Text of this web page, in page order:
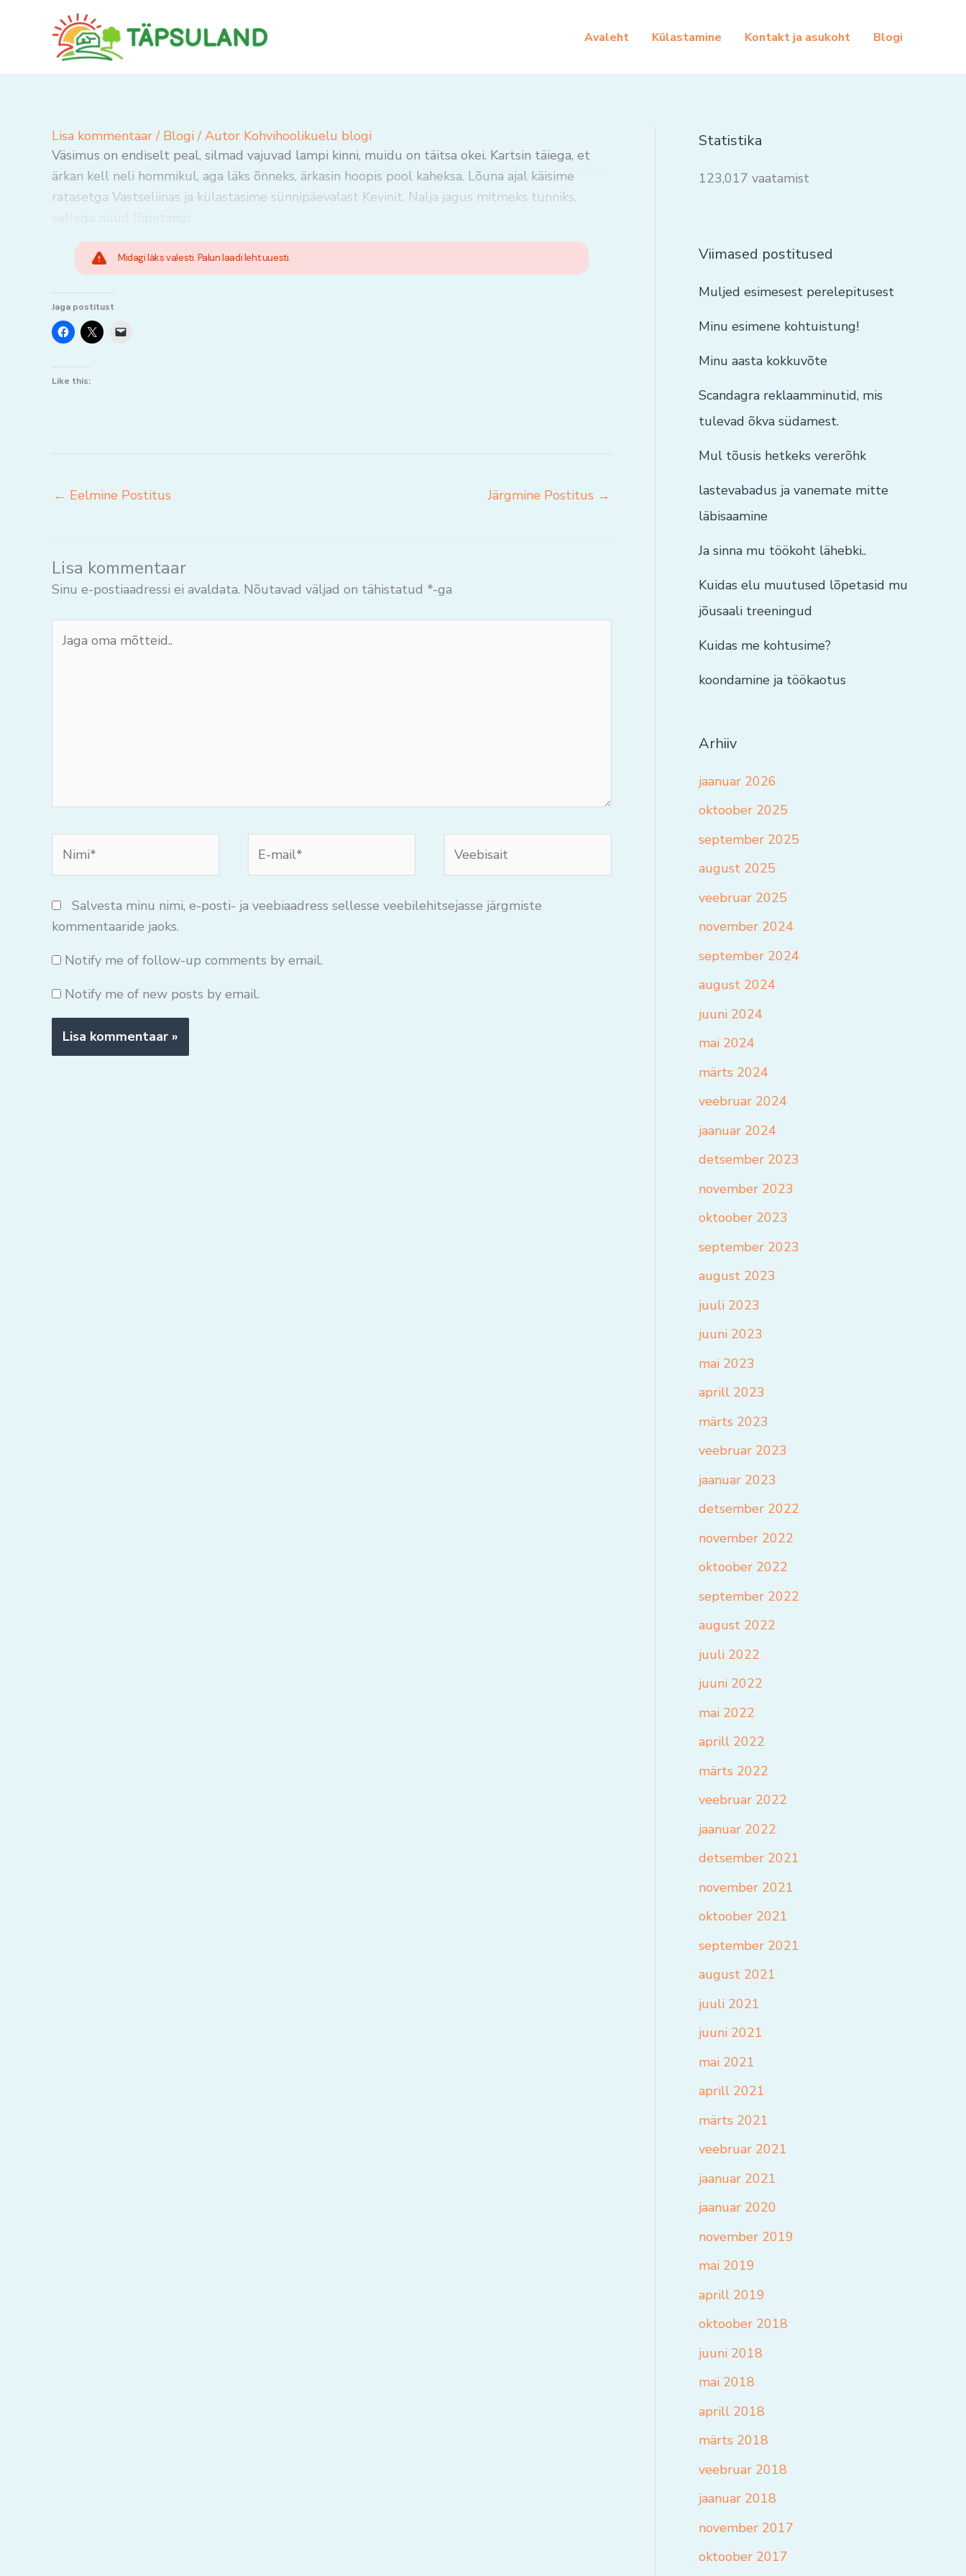
Avaleht Külastamine Kontakt ja asukoht Blogi
Lisa kommentaar / Blogi/ Autor Kohvihoolikuelu blogi
Väsimus on endiselt peal, silmad vajuvad lampi kinni, muidu on täitsa okei. Kartsin täiega, et
ärkan kell neli hommikul, aga läks õnneks, ärkasin hoopis pool kaheksa. Lõuna ajal käisime
ratasetga Vastseliinas ja külastasime sünnipäevalast Kevinit. Nalja jagus mitmeks tunniks,
Midagi läks valesti. Palun laadi leht uuesti.
Jaga postitust
Like this:
← Eelmine Postitus Järgmine Postitus →
Lisa kommentaar
Sinu e-postiaadressi ei avaldata. Nõutavad väljad on tähistatud *-ga
oma
mail*
Salvesta minu nimi, e-posti- ja veebiaadress sellesse veebilehitsejasse järgmiste
kommentaaride jaoks.
Notify me of follow-up comments by email.
Notify me of new posts by email.
Statistika
123,017 vaatamist
Viimased postitused
Muljed esimesest perelepitusest
Minu esimene kohtuistung!
Minu aasta kokkuvõte
Scandagra reklaamminutid, mis
tulevad õkva südamest.
Mul tõusis hetkeks vererõhk
lastevabadus ja vanemate mitte
läbisaamine
Ja sinna mu töökoht lähebki..
Kuidas elu muutused lõpetasid mu
jõusaali treeningud
Kuidas me kohtusime?
koondamine ja töökaotus
Arhiiv
jaanuar 2026
oktoober 2025
september 2025
august 2025
veebruar 2025
november 2024
september 2024
august 2024
juuni 2024
mai 2024
märts 2024
veebruar 2024
jaanuar 2024
detsember 2023
november 2023
oktoober 2023
september 2023
august 2023
juuli 2023
juuni 2023
mai 2023
aprill 2023
märts 2023
veebruar 2023
jaanuar 2023
detsember 2022
november 2022
oktoober 2022
september 2022
august 2022
juuli 2022
juuni 2022
mai 2022
aprill 2022
märts 2022
veebruar 2022
jaanuar 2022
detsember 2021
november 2021
oktoober 2021
september 2021
august 2021
juuli 2021
juuni 2021
mai 2021
aprill 2021
märts 2021
veebruar 2021
jaanuar 2021
jaanuar 2020
november 2019
mai 2019
aprill 2019
oktoober 2018
juuni 2018
mai 2018
aprill 2018
märts 2018
veebruar 2018
jaanuar 2018
november 2017
oktoober 2017